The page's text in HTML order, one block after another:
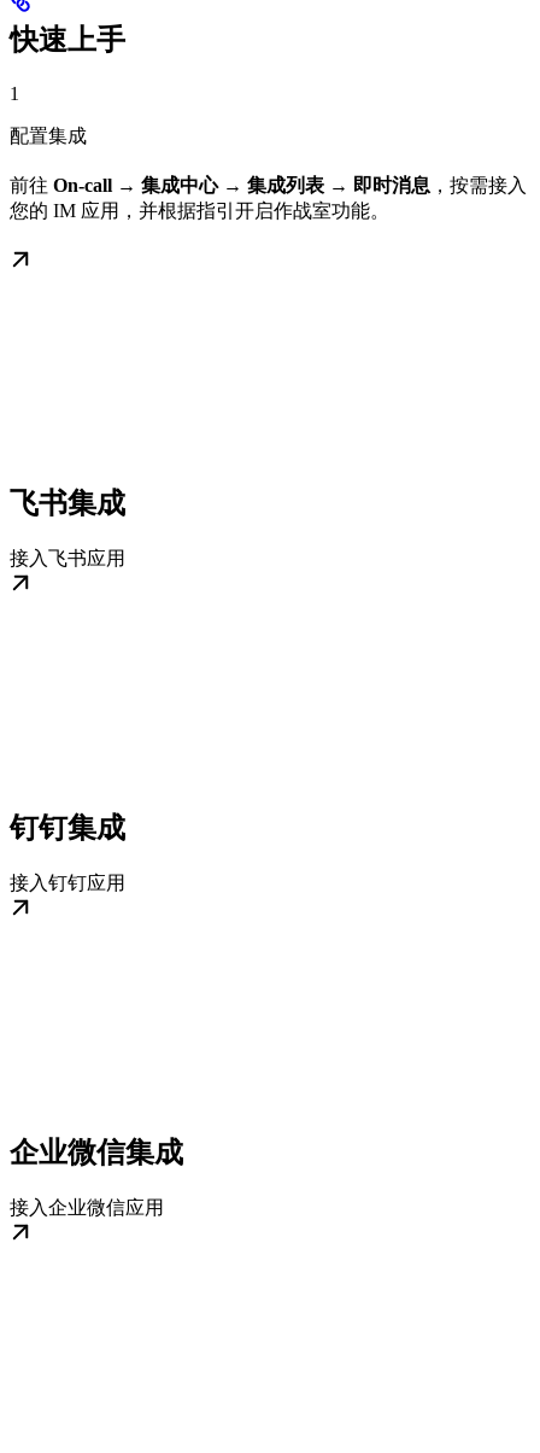
快速上手
1
配置集成
前往 On-call → 集成中心 → 集成列表 → 即时消息 ，按需接入
您的 IM 应用，并根据指引开启作战室功能。
飞书集成
接入飞书应用
钉钉集成
接入钉钉应用
企业微信集成
接入企业微信应用